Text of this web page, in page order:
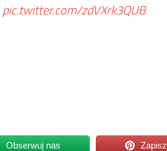
pic.twitter.com/zdVXrk3QUB
Obserwuj nas Zapisz